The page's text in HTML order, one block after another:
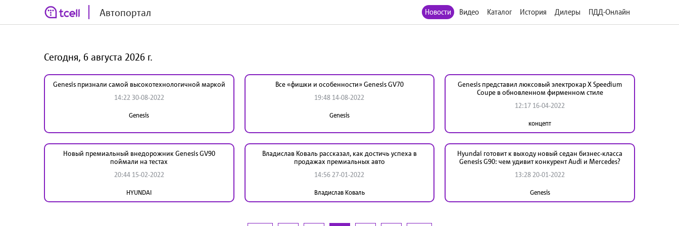
Автопортал Новости Видео Каталог История Дилеры ПДД-Онлайн
Сегодня, 6 августа 2026 г.
Genesis признали самой высокотехнологичной маркой
14:22 30-08-2022
Genesis
Все «фишки и особенности» Genesis GV70
19:48 14-08-2022
Genesis
Genesis представил люксовый электрокар X Speedium
Coupe в обновленном фирменном стиле
12:17 16-04-2022
концепт
Новый премиальный внедорожник Genesis GV90
поймали на тестах
20:44 15-02-2022
HYUNDAI
Владислав Коваль рассказал, как достичь успеха в
продажах премиальных авто
14:56 27-01-2022
Владислав Коваль
Hyundai готовит к выходу новый седан бизнес-класса
Genesis G90: чем удивит конкурент Audi и Mercedes?
13:28 20-01-2022
Genesis